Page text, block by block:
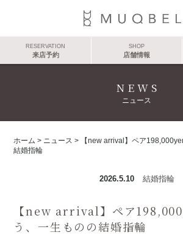
RESERVATION
来店予約
SHOP
店舗情報
NEWS
ニュース
ホーム > ニュース >
【new arrival】ペア
結婚指輪
2026.5.10 結婚指輪
【new arrival】ペア
う、一生ものの結婚指輪